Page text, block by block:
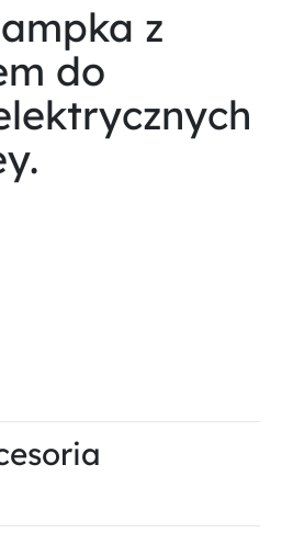
z
do